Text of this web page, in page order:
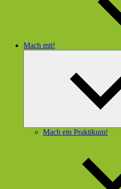
Mach mit!
Mach ein Praktikum!